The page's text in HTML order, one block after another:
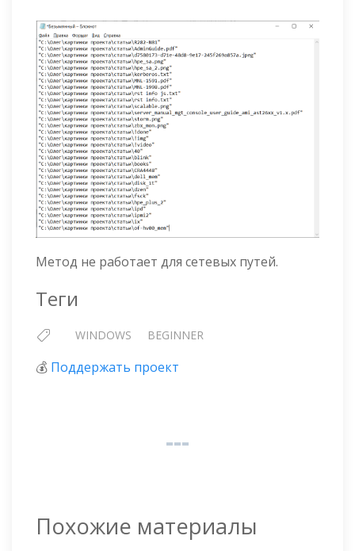
Метод не работает для сетевых путей.
Теги
WINDOWS BEGINNER
💰 Поддержать проект
Похожие материалы